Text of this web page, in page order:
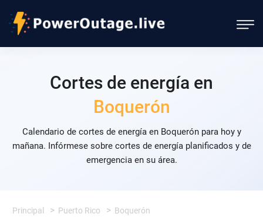
Cortes de energía en
Boquerón
Calendario de cortes de energía en Boquerón para hoy y
mañana. Infórmese sobre cortes de energía planificados y de
emergencia en su área.
Principal Puerto Rico Boquerón